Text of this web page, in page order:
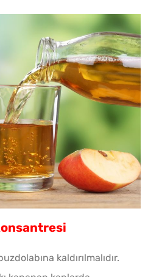
kaldırılmalıdır.